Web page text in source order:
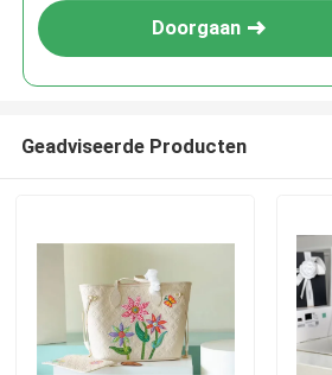
Doorgaan
Geadviseerde Producten